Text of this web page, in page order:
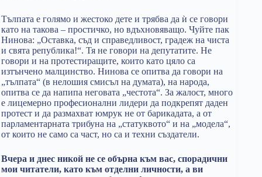
Тълпата е голямо и жестоко дете и трябва да ѝ се говори
като на такова – простичко, но вдъхновяващо. Чуйте пак
Нинова: „Оставка, съд и справедливост, градеж на чиста
и свята република!“. Тя не говори на депутатите. Не
говори и на протестиращите, които като цяло са
изтънчено малцинство. Нинова се опитва да говори на
„тълпата“ (в нелошия смисъл на думата), на народа,
опитва се да напипа неговата „честота“. За жалост, много
е лицемерно професионални лидери да подкрепят даден
протест и да размахват юмрук не от барикадата, а от
парламентарната трибуна на „статуквото“ и на „модела“,
от които не само са част, но са и техни създатели.
Вчера и днес никой не се обърна към вас, спорадични
мои читатели, като към отделни личности, а ви